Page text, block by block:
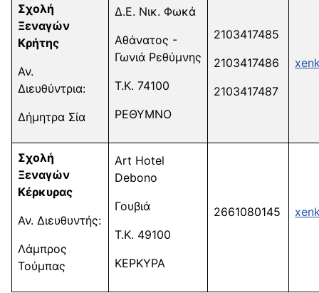
Σχολή
Ξεναγών
Κρήτης
Αν.
Διευθύντρια:
Δήμητρα Σία
Δ.Ε. Νικ. Φωκά
Αθάνατος -
Γωνιά Ρεθύμνης
Τ.Κ. 74100
ΡΕΘΥΜΝΟ
2103417485
2103417486
2103417487
Σχολή
Ξεναγών
Κέρκυρας
Αν. Διευθυντής:
Λάμπρος
Τούμπας
Art Hotel
Debono
Γουβιά
Τ.Κ. 49100
ΚΕΡΚΥΡΑ
2661080145